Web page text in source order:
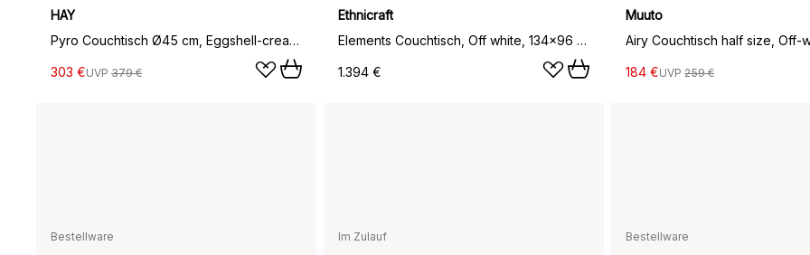
HAY
Pyro Couchtisch Ø45 cm, Eggshell-cream white
303 €UVP 379 €
Ethnicraft
Elements Couchtisch, Off white, 134×96 cm
1.394 €
Muuto
Airy Couchtisch half size, Off-
184 €UVP 259 €
Bestellware Im Zulauf Bestellware